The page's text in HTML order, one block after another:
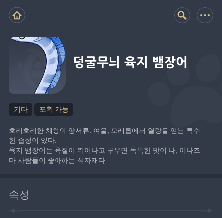
덩굴무늬 육지 뱀장어
기타 포획 가능
호리호리한 체형의 양서류. 여울, 모래톱에서 열량을 얻는 특수
한 습성이 있다.
육지 뱀장어는 육질이 뛰어나고 구우면 독특한 맛이 나, 이나즈
마 사람들이 좋아하는 식자재다
속성